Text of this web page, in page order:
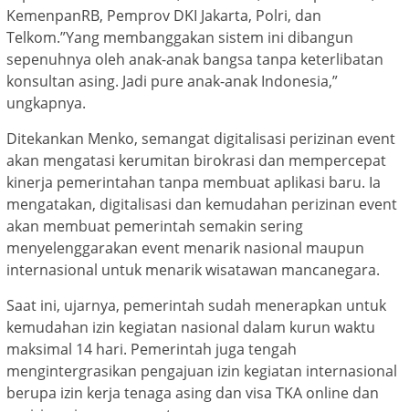
KemenpanRB, Pemprov DKI Jakarta, Polri, dan
Telkom.”Yang membanggakan sistem ini dibangun
sepenuhnya oleh anak-anak bangsa tanpa keterlibatan
konsultan asing. Jadi pure anak-anak Indonesia,”
ungkapnya.
Ditekankan Menko, semangat digitalisasi perizinan event
akan mengatasi kerumitan birokrasi dan mempercepat
kinerja pemerintahan tanpa membuat aplikasi baru. Ia
mengatakan, digitalisasi dan kemudahan perizinan event
akan membuat pemerintah semakin sering
menyelenggarakan event menarik nasional maupun
internasional untuk menarik wisatawan mancanegara.
Saat ini, ujarnya, pemerintah sudah menerapkan untuk
kemudahan izin kegiatan nasional dalam kurun waktu
maksimal 14 hari. Pemerintah juga tengah
mengintergrasikan pengajuan izin kegiatan internasional
berupa izin kerja tenaga asing dan visa TKA online dan